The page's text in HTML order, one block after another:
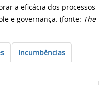
a eficácia dos processos
e governança. (fonte: The
Incumbências